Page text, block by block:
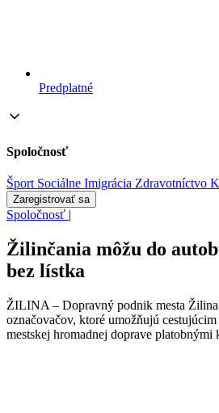
Predplatné
Spoločnosť
Šport Sociálne Imigrácia Zdravotníctvo
Zaregistrovať sa
Spoločnosť |
Žilinčania môžu do
bez lístka
ŽILINA – Dopravný podnik mesta
označovačov, ktoré umožňujú
mestskej hromadnej doprave platobnými